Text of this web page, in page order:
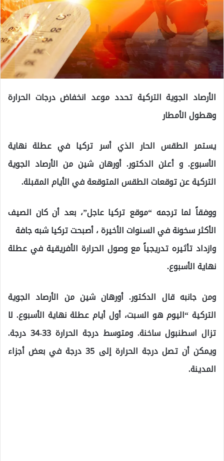
الأرصاد الجوية التركية تحدد موعد انخفاض درجات الحرارة
وهطول الأمطار
يستمر الطقس الحار الذي أسر تركيا في عطلة نهاية
الأسبوع. و أعلن الدكتور. أورهان شين من الأرصاد الجوية
التركية عن توقعات الطقس المتوقعة في الأيام المقبلة.
ووفقاً لما ترجمه “موقع تركيا عاجل”، بعد أن كان الصيف
الأكثر سخونة في السنوات الأخيرة ، أصبحت تركيا شبه جافة
وازداد تأثيره تدريجياً مع وصول الحرارة الأفريقية في عطلة
نهاية الأسبوع.
ومن جانبه قال الدكتور. أورهان شين من الأرصاد الجوية
التركية “اليوم هو السبت، أول أيام عطلة نهاية الأسبوع. لا
تزال اسطنبول ساخنة. ومتوسط ​​درجة الحرارة 33-34 درجة.
ويمكن أن تصل درجة الحرارة إلى 35 درجة في بعض أجزاء
المدينة.